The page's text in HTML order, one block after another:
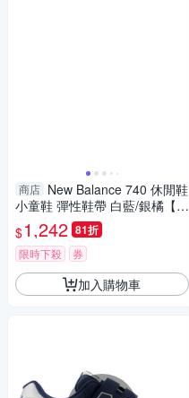
商店 New Balance 740 休閒鞋
小童鞋 彈性鞋帶 白藍/銀橘【運
動世界】I7408VA-W/I7408JK-
W
$1,242 81折
限時下殺 券
加入購物車